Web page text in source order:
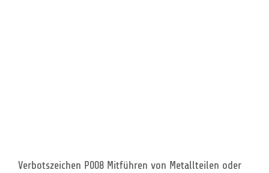
Verbotszeichen P008 Mitführen von Metallteilen oder